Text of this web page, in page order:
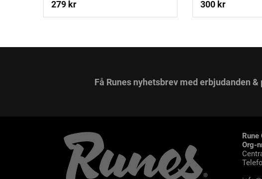
279 kr 300 kr
Få Runes nyhetsbrev med erbjudanden
Rune
Org-